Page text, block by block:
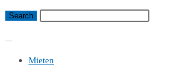
Mieten